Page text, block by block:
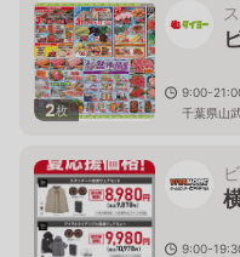
2枚
9:00-
千葉県山
9:00-